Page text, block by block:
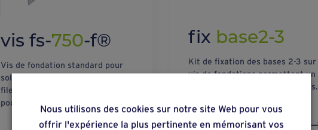
vis fs-750-f®
Vis de fondation standard pour
sols terreux compactes. Avec
filet M16 au centre de la tête
pour fixation des connecteurs.
fix base2-3
Kit de fixation des bases 2-3 sur
vis de fondations permettant un
réglage dans les deux directions.
Nous utilisons des cookies sur notre site Web pour vous
offrir l'expérience la plus pertinente en mémorisant vos